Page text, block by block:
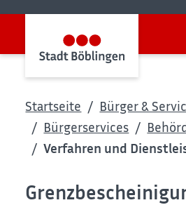
Startseite
Bürger &
Bürgerservices
Verfahren und